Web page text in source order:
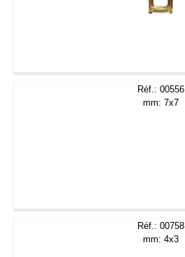
Réf.: 00556
mm: 7x7
Réf.: 00758
mm: 4x3